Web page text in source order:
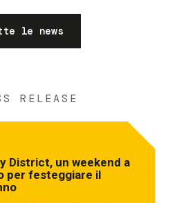
le news
RELEASE
District, un weekend a
per festeggiare il